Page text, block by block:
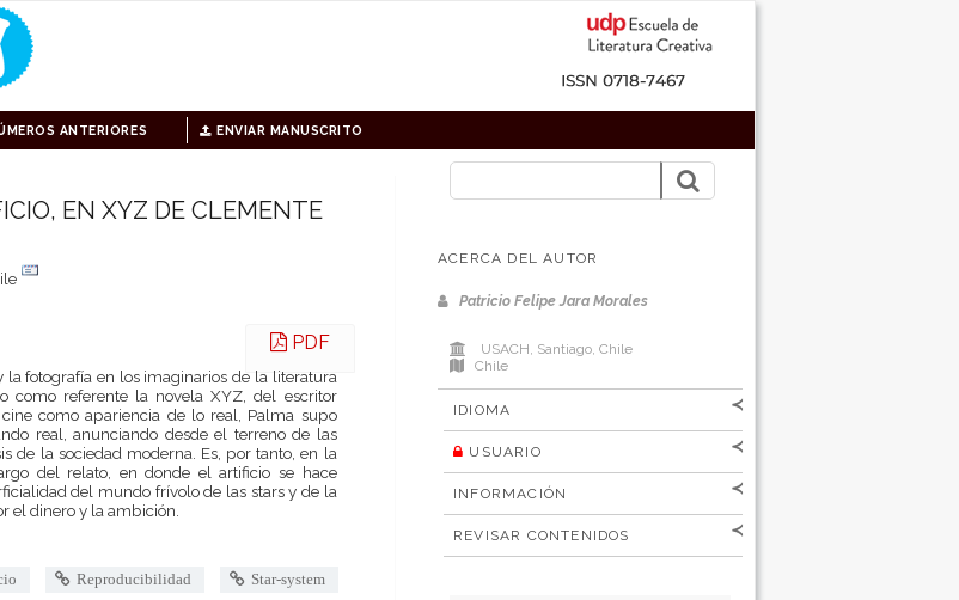
ANTERIORES ENVIAR MANUSCRITO
ACERCA DEL AUTOR
Patricio Felipe Jara Morales
USACH, Santiago, Chile
Chile
IDIOMA
[Español
USUARIO
Nombre de
usuario
Contraseña
INFORMACIÓN
Para lectores/as
Para autores
REVISAR CONTENIDOS
EN XYZ DE CLEMENTE
PDF
fotografía en los imaginarios de la literatura
como referente la novela XYZ, del escritor
como apariencia de lo real, Palma supo
real, anunciando desde el terreno de las
de la sociedad moderna. Es, por tanto, en la
del relato, en donde el artificio se hace
del mundo frívolo de las stars y de la
el dinero y la ambición.
Reproducibilidad Star-system